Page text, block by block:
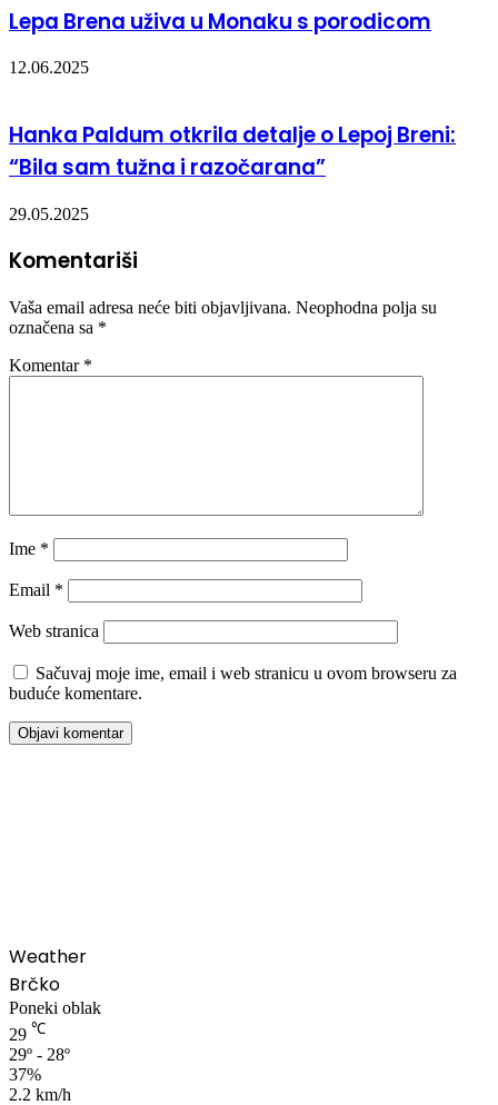
Lepa Brena uživa u Monaku s porodicom
12.06.2025
Hanka Paldum otkrila detalje o Lepoj Breni:
“Bila sam tužna i razočarana”
29.05.2025
Komentariši
Vaša email adresa neće biti objavljivana. Neophodna polja su
označena sa *
Komentar *
Ime *
Email *
Web stranica
Sačuvaj moje ime, email i web stranicu u ovom browseru za
buduće komentare.
Weather
Brčko
Poneki oblak
29 ℃
29º - 28º
37%
2.2 km/h